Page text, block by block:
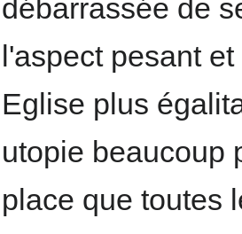
débarrassée de
l'aspect pesant
Eglise plus
utopie beaucoup
place que toutes